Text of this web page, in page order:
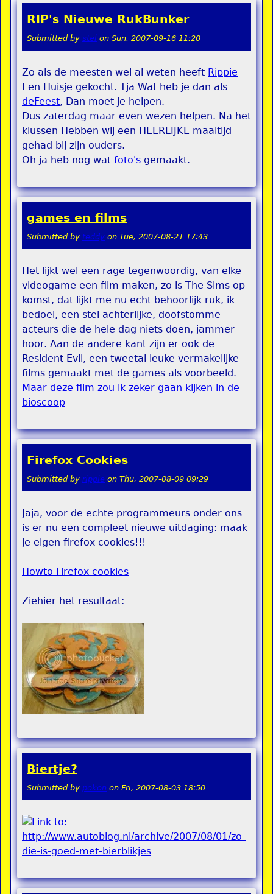
RIP's Nieuwe RukBunker
Submitted by stel on Sun, 2007-09-16 11:20
Zo als de meesten wel al weten heeft Rippie
Een Huisje gekocht. Tja Wat heb je dan als
deFeest, Dan moet je helpen.
Dus zaterdag maar even wezen helpen. Na het
klussen Hebben wij een HEERLIJKE maaltijd
gehad bij zijn ouders.
Oh ja heb nog wat foto's gemaakt.
games en films
Submitted by teddy on Tue, 2007-08-21 17:43
Het lijkt wel een rage tegenwoordig, van elke
videogame een film maken, zo is The Sims op
komst, dat lijkt me nu echt behoorlijk ruk, ik
bedoel, een stel achterlijke, doofstomme
acteurs die de hele dag niets doen, jammer
hoor. Aan de andere kant zijn er ook de
Resident Evil, een tweetal leuke vermakelijke
films gemaakt met de games als voorbeeld.
Maar deze film zou ik zeker gaan kijken in de
bioscoop
Firefox Cookies
Submitted by rippie on Thu, 2007-08-09 09:29
Jaja, voor de echte programmeurs onder ons
is er nu een compleet nieuwe uitdaging: maak
je eigen firefox cookies!!!
Howto Firefox cookies
Ziehier het resultaat:
Biertje?
Submitted by pokon on Fri, 2007-08-03 18:50